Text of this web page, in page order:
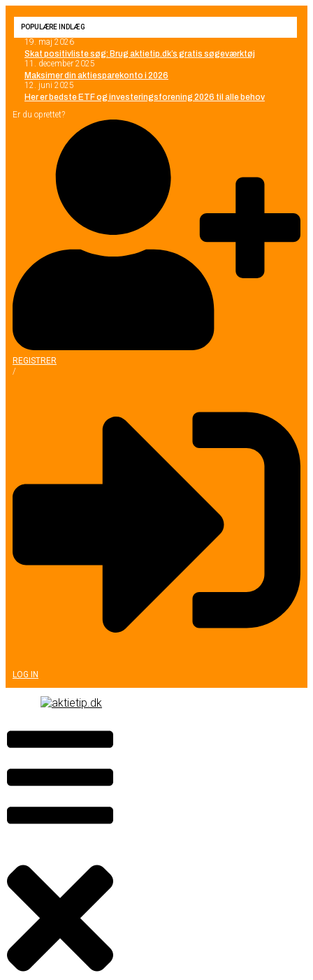
POPULÆRE INDLÆG
19. maj 2026
Skat positivliste søg: Brug aktietip.dk’s gratis søgeværktøj
11. december 2025
Maksimer din aktiesparekonto i 2026
12. juni 2025
Her er bedste ETF og investeringsforening 2026 til alle behov
Er du oprettet?
REGISTRER
/
LOG IN